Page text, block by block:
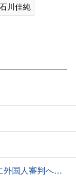
川佳純
韓国メディアが報道